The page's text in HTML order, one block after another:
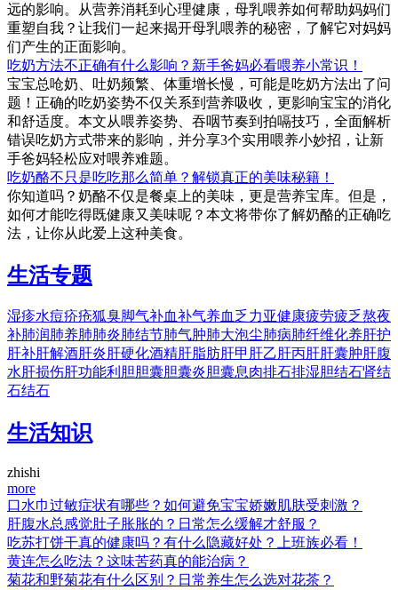
远的影响。从营养消耗到心理健康，母乳喂养如何帮助妈妈们
重塑自我？让我们一起来揭开母乳喂养的秘密，了解它对妈妈
们产生的正面影响。
吃奶方法不正确有什么影响？新手爸妈必看喂养小常识！
宝宝总呛奶、吐奶频繁、体重增长慢，可能是吃奶方法出了问
题！正确的吃奶姿势不仅关系到营养吸收，更影响宝宝的消化
和舒适度。本文从喂养姿势、吞咽节奏到拍嗝技巧，全面解析
错误吃奶方式带来的影响，并分享3个实用喂养小妙招，让新
手爸妈轻松应对喂养难题。
吃奶酪不只是吃吃那么简单？解锁真正的美味秘籍！
你知道吗？奶酪不仅是餐桌上的美味，更是营养宝库。但是，
如何才能吃得既健康又美味呢？本文将带你了解奶酪的正确吃
法，让你从此爱上这种美食。
生活专题
湿疹水痘疥疮狐臭脚气补血补气养血 乏力亚健康疲劳疲乏熬夜
补肺润肺养肺肺炎肺结节肺气肿肺大泡尘肺病肺纤维化养肝护
肝补肝解酒肝炎肝硬化酒精肝脂肪肝甲肝乙肝丙肝肝囊肿肝腹
水肝损伤肝功能利胆胆囊胆囊炎胆囊息肉排石排湿胆结石肾结
石结石
生活知识
zhishi
more
口水巾过敏症状有哪些？如何避免宝宝娇嫩肌肤受刺激？
肝腹水总感觉肚子胀胀的？日常怎么缓解才舒服？
吃苏打饼干真的健康吗？有什么隐藏好处？上班族必看！
黄连怎么吃法？这味苦药真的能治病？
菊花和野菊花有什么区别？日常养生怎么选对花茶？